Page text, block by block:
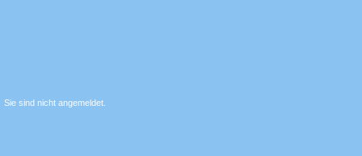
Sie sind nicht angemeldet.